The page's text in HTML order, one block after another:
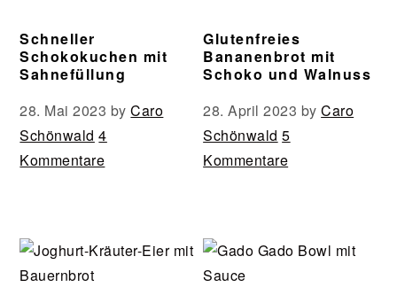
Schneller
Schokokuchen mit
Sahnefüllung
28. Mai 2023 byCaro
Schönwald 4
Kommentare
Glutenfreies
Bananenbrot mit
Schoko und Walnuss
28. April 2023 byCaro
Schönwald 5
Kommentare